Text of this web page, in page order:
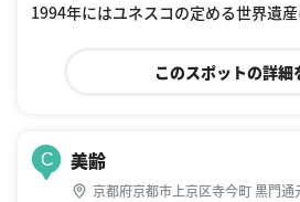
1994年にはユネスコの定める世界遺産
このスポットの詳細
C 美齢
京都府京都市上京区寺今町 黒門